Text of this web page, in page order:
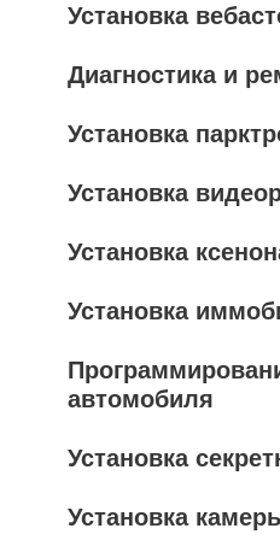
Установка
Диагностика и
Установка
Установка
Установка
Установка
автомобиля
Установка
Установка